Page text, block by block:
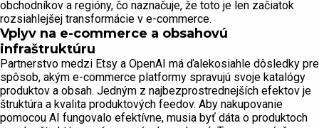
obchodníkov a regióny, čo naznačuje, že toto je len začiatok
rozsiahlejšej transformácie v e-commerce.
Vplyv na e-commerce a obsahovú
infraštruktúru
Partnerstvo medzi Etsy a OpenAI má ďalekosiahle dôsledky pre
spôsob, akým e-commerce platformy spravujú svoje katalógy
produktov a obsah. Jedným z najbezprostrednejších efektov je
štruktúra a kvalita produktových feedov. Aby nakupovanie
pomocou AI fungovalo efektívne, musia byť dáta o produktoch